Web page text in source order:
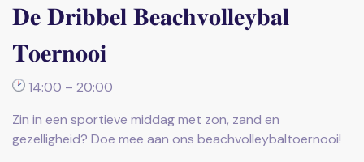
𝐃𝐞 𝐃𝐫𝐢𝐛𝐛𝐞𝐥 𝐁𝐞𝐚𝐜𝐡𝐯𝐨𝐥𝐥𝐞𝐲𝐛𝐚𝐥
𝐓𝐨𝐞𝐫𝐧𝐨𝐨𝐢
14:00 – 20:00
Zin in een sportieve middag met zon, zand en
gezelligheid? Doe mee aan ons beachvolleybaltoernooi!